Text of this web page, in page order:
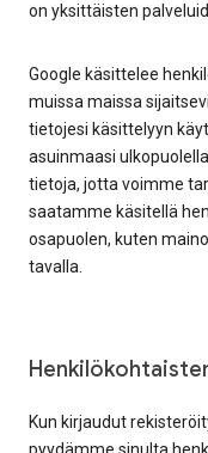
on yksittäisten
Google käsittelee
muissa maissa
tietojesi käsittelyyn
asuinmaasi
tietoja, jotta voimme
saatamme käsitellä
osapuolen, kuten
tavalla.
Kun kirjaudut